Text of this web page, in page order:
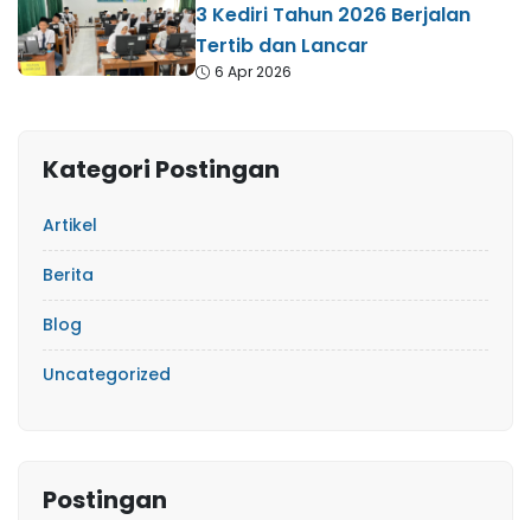
3 Kediri Tahun 2026 Berjalan
Tertib dan Lancar
6 Apr 2026
Kategori Postingan
Artikel
Berita
Blog
Uncategorized
Postingan